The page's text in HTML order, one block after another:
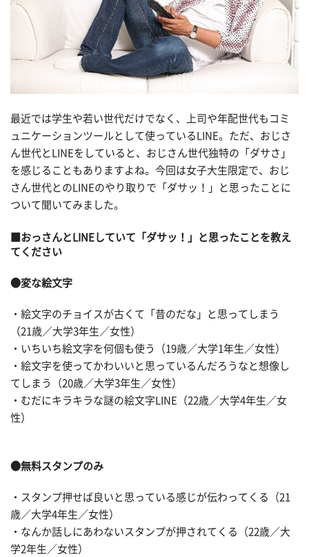
最近では学生や若い世代だけでなく、上司や年配世代もコミ
ュニケーションツールとして使っているLINE。ただ、おじさ
ん世代とLINEをしていると、おじさん世代独特の「ダサさ」
を感じることもありますよね。今回は女子大生限定で、おじ
さん世代とのLINEのやり取りで「ダサッ！」と思ったことに
ついて聞いてみました。
■おっさんとLINEしていて「ダサッ！」と思ったことを教え
てください
●変な絵文字
・絵文字のチョイスが古くて「昔のだな」と思ってしまう
（21歳／大学3年生／女性）
・いちいち絵文字を何個も使う（19歳／大学1年生／女性）
・絵文字を使ってかわいいと思っているんだろうなと想像し
てしまう（20歳／大学3年生／女性）
・むだにキラキラな謎の絵文字LINE（22歳／大学4年生／女
性）
●無料スタンプのみ
・スタンプ押せば良いと思っている感じが伝わってくる（21
歳／大学4年生／女性）
・なんか話しにあわないスタンプが押されてくる（22歳／大
学2年生／女性）